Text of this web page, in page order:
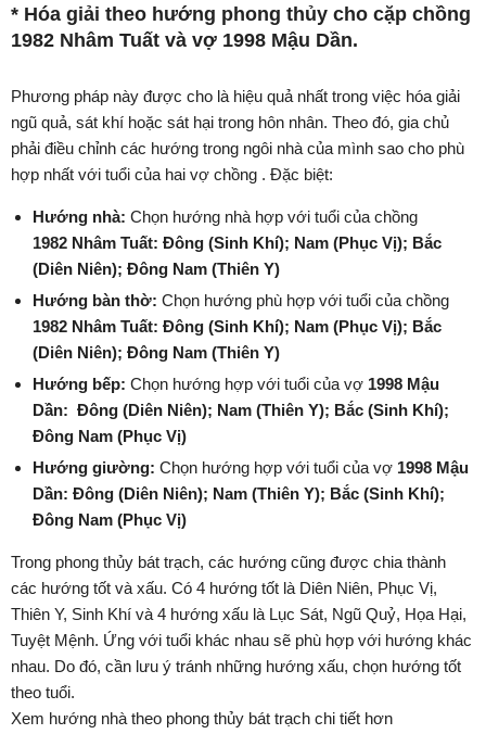
* Hóa giải theo hướng phong thủy cho cặp chồng
1982 Nhâm Tuất và vợ 1998 Mậu Dần.
Phương pháp này được cho là hiệu quả nhất trong việc hóa giải
ngũ quả, sát khí hoặc sát hại trong hôn nhân. Theo đó, gia chủ
phải điều chỉnh các hướng trong ngôi nhà của mình sao cho phù
hợp nhất với tuổi của hai vợ chồng . Đặc biệt:
Hướng nhà: Chọn hướng nhà hợp với tuổi của chồng
1982 Nhâm Tuất: Đông (Sinh Khí); Nam (Phục Vị); Bắc
(Diên Niên); Đông Nam (Thiên Y)
Hướng bàn thờ: Chọn hướng phù hợp với tuổi của chồng
1982 Nhâm Tuất: Đông (Sinh Khí); Nam (Phục Vị); Bắc
(Diên Niên); Đông Nam (Thiên Y)
Hướng bếp: Chọn hướng hợp với tuổi của vợ 1998 Mậu
Dần: Đông (Diên Niên); Nam (Thiên Y); Bắc (Sinh Khí);
Đông Nam (Phục Vị)
Hướng giường: Chọn hướng hợp với tuổi của vợ 1998 Mậu
Dần: Đông (Diên Niên); Nam (Thiên Y); Bắc (Sinh Khí);
Đông Nam (Phục Vị)
Trong phong thủy bát trạch, các hướng cũng được chia thành
các hướng tốt và xấu. Có 4 hướng tốt là Diên Niên, Phục Vị,
Thiên Y, Sinh Khí và 4 hướng xấu là Lục Sát, Ngũ Quỷ, Họa Hại,
Tuyệt Mệnh. Ứng với tuổi khác nhau sẽ phù hợp với hướng khác
nhau. Do đó, cần lưu ý tránh những hướng xấu, chọn hướng tốt
theo tuổi.
Xem hướng nhà theo phong thủy bát trạch chi tiết hơn